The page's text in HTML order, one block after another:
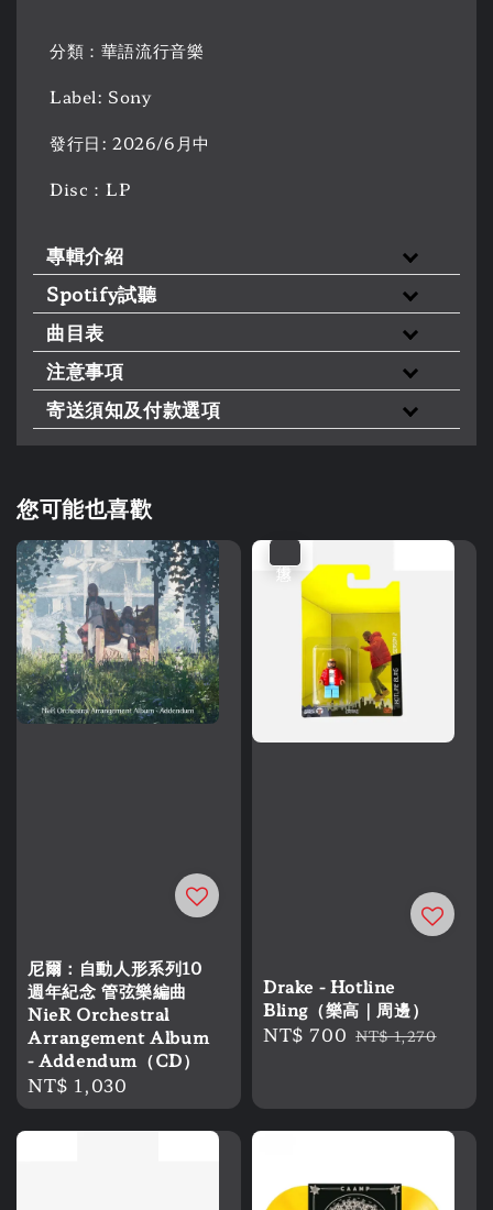
分類：華語流行音樂
Label: Sony
發行日: 2026/6月中
Disc：LP
專輯介紹
Spotify試聽
曲目表
注意事項
寄送須知及付款選項
您可能也喜歡
尼爾：自動人形系列10
週年紀念 管弦樂編曲
NieR Orchestral
Arrangement Album
- Addendum（CD）
Regular
price
NT$ 1,030
Drake - Hotline
Bling（樂高｜周邊）
Sale
NT$ 700 Regular
NT$ 1,270